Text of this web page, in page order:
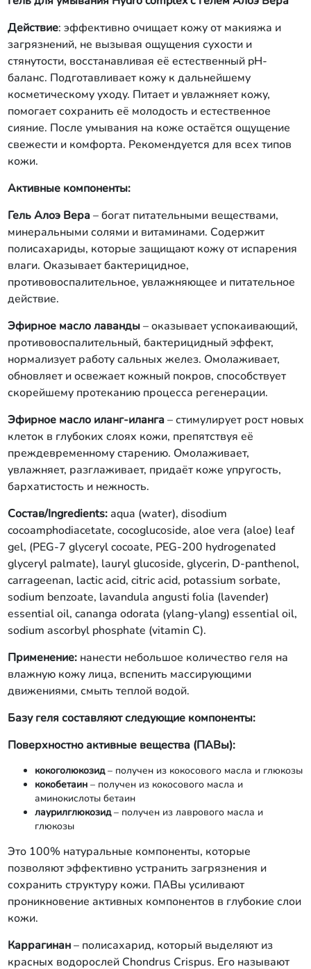
Действие: эффективно очищает кожу от макияжа и
загрязнений, не вызывая ощущения сухости и
стянутости, восстанавливая её естественный pH-
баланс. Подготавливает кожу к дальнейшему
косметическому уходу. Питает и увлажняет кожу,
помогает сохранить её молодость и естественное
сияние. После умывания на коже остаётся ощущение
свежести и комфорта. Рекомендуется для всех типов
кожи.
Активные компоненты:
Гель Алоэ Вера– богат питательными веществами,
минеральными солями и витаминами. Содержит
полисахариды, которые защищают кожу от испарения
влаги. Оказывает бактерицидное,
противовоспалительное, увлажняющее и питательное
действие.
Эфирное масло лаванды– оказывает успокаивающий,
противовоспалительный, бактерицидный эффект,
нормализует работу сальных желез. Омолаживает,
обновляет и освежает кожный покров, способствует
скорейшему протеканию процесса регенерации.
Эфирное масло иланг-иланга– стимулирует рост новых
клеток в глубоких слоях кожи, препятствуя её
преждевременному старению. Омолаживает,
увлажняет, разглаживает, придаёт коже упругость,
бархатистость и нежность.
Состав/Ingredients:aqua (water), disodium
cocoamphodiacetate, cocoglucoside, aloe vera (aloe) leaf
gel, (PEG-7 glyceryl cocoate, PEG-200 hydrogenated
glyceryl palmate), lauryl glucoside, glycerin, D-panthenol,
carrageenan, lactic acid, citric acid, potassium sorbate,
sodium benzoate, lavandula angusti folia (lavender)
essential oil, cananga odorata (ylang-ylang) essential oil,
sodium ascorbyl phosphate (vitamin C).
Применение:нанести небольшое количество геля на
влажную кожу лица, вспенить массирующими
движениями, смыть теплой водой.
Базу геля составляют следующие компоненты:
Поверхностно активные вещества (ПАВы):
кокоголюкозид– получен из кокосового масла и глюкозы
кокобетаин– получен из кокосового масла и
аминокислоты бетаин
лаурилглюкозид– получен из лаврового масла и
глюкозы
Это 100% натуральные компоненты, которые
позволяют эффективно устранить загрязнения и
сохранить структуру кожи. ПАВы усиливают
проникновение активных компонентов в глубокие слои
кожи.
Каррагинан– полисахарид, который выделяют из
красных водорослей Chondrus Crispus. Его называют